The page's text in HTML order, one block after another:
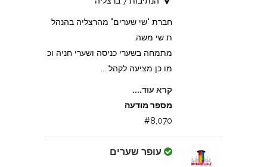
חברת "שי שערים" מהרצליה בהנהל
ת שי משה,
מתמחה בשערי כניסה ושערי חניה וכ
מו כן מציעה לקהל ...
קרא עוד....
מספר מודעה
#8,070
עופר שערים